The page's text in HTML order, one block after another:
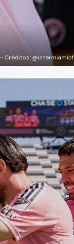
Créditos: @intermiamicf